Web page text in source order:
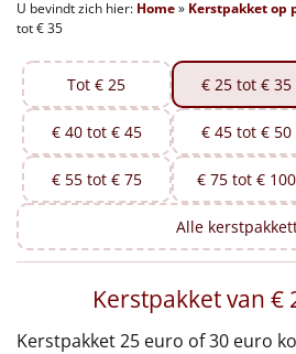
€25 tot €35
€35 tot €40
€40 tot €45
€45 tot €50
€50 tot €55
€75 tot €100
U bevindt zich hier: Home» Kerstpakket op
tot € 35
Tot € 25 € 25 tot € 35
€ 40 tot € 45 € 45 tot € 50
€ 55 tot € 75 € 75 tot € 100
Alle
Kerstpakket van €
Kerstpakket 25 euro of 30 euro